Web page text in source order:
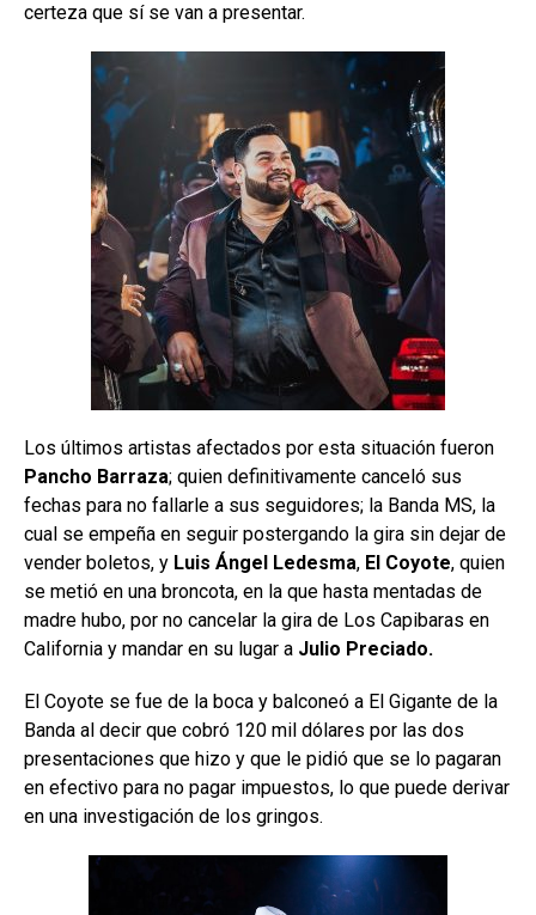
certeza que sí se van a presentar.
Los últimos artistas afectados por esta situación fueron
Pancho Barraza; quien definitivamente canceló sus
fechas para no fallarle a sus seguidores; la Banda MS, la
cual se empeña en seguir postergando la gira sin dejar de
vender boletos, y Luis Ángel Ledesma, El Coyote, quien
se metió en una broncota, en la que hasta mentadas de
madre hubo, por no cancelar la gira de Los Capibaras en
California y mandar en su lugar a Julio Preciado.
El Coyote se fue de la boca y balconeó a El Gigante de la
Banda al decir que cobró 120 mil dólares por las dos
presentaciones que hizo y que le pidió que se lo pagaran
en efectivo para no pagar impuestos, lo que puede derivar
en una investigación de los gringos.